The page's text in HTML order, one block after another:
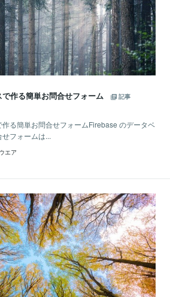
作る簡単お問合せフォーム
記事
る簡単お問合せフォームFirebase のデータベ
フォームは...
エア